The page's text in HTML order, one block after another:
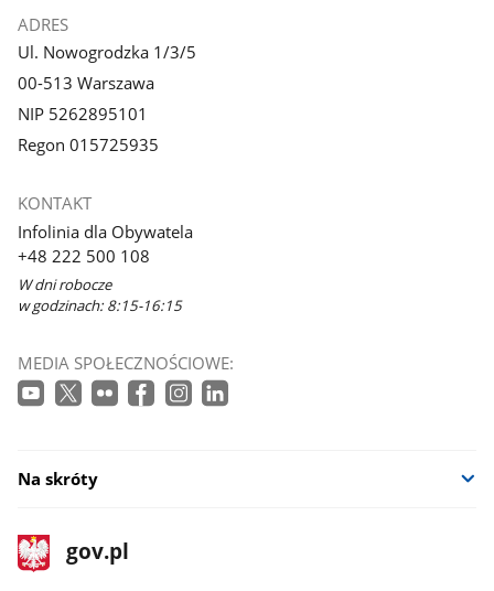
ADRES
Ul. Nowogrodzka 1/3/5
00-513 Warszawa
NIP 5262895101
Regon 015725935
KONTAKT
Infolinia dla Obywatela
+48 222 500 108
W dni robocze
w godzinach: 8:15-16:15
MEDIA SPOŁECZNOŚCIOWE:
Na skróty
stopka
gov.pl
Strona
gov.pl